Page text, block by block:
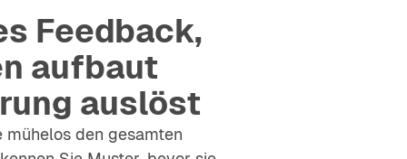
Feedback,
aufbaut
auslöst
mühelos den gesamten